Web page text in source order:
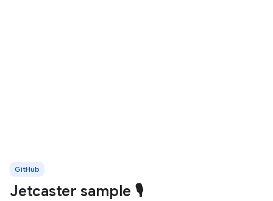
GitHub
Jetcaster sample 🎙️